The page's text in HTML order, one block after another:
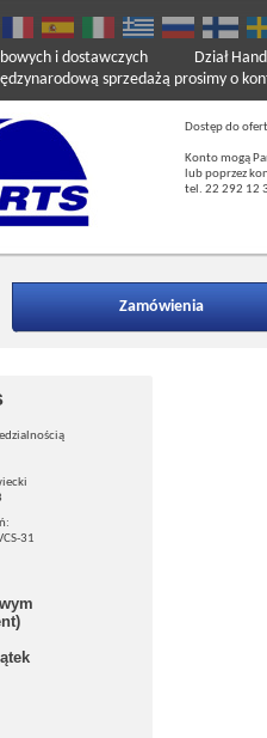
i dostawczych
sprzedażą prosimy o
Dział
Dostęp do
Konto mogą
lub poprzez
tel. 22 292 12
Zamówienia
31